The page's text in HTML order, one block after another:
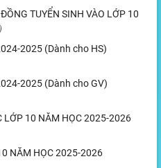
TUYỂN SINH VÀO LỚP 10
2025 (Dành cho HS)
2025 (Dành cho GV)
LỚP 10 NĂM HỌC 2025-2026
NĂM HỌC 2025-2026